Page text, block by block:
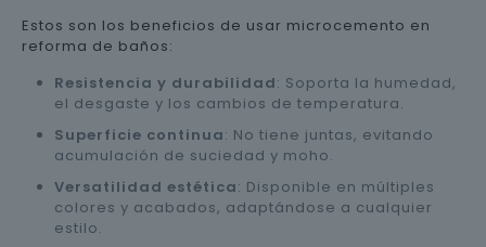
Estos son los beneficios de usar microcemento en
reforma de baños:
Resistencia y durabilidad: Soporta la humedad,
el desgaste y los cambios de temperatura.
Superficie continua: No tiene juntas, evitando
acumulación de suciedad y moho.
Versatilidad estética: Disponible en múltiples
colores y acabados, adaptándose a cualquier
estilo.